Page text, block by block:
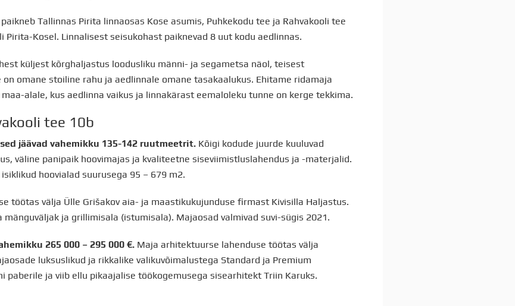
Tallinnas Pirita linnaosas Kose asumis, Puhkekodu tee ja Rahvakooli tee
Pirita-Kosel. Linnalisest seisukohast paiknevad 8 uut kodu aedlinnas.
küljest kõrghaljastus loodusliku männi- ja segametsa näol, teisest
omane stoiline rahu ja aedlinnale omane tasakaalukus. Ehitame ridamaja
alale, kus aedlinna vaikus ja linnakärast eemaloleku tunne on kerge tekkima.
tee 10b
jäävad vahemikku 135-142 ruutmeetrit. Kõigi kodude juurde kuuluvad
väline panipaik hoovimajas ja kvaliteetne siseviimistluslahendus ja -materjalid.
hoovialad suurusega 95 – 679 m2.
töötas välja Ülle Grišakov aia- ja maastikukujunduse firmast Kivisilla Haljastus.
mänguväljak ja grillimisala (istumisala). Majaosad valmivad suvi-sügis 2021.
265 000 – 295 000 €. Maja arhitektuurse lahenduse töötas välja
luksuslikud ja rikkalike valikuvõimalustega Standard ja Premium
paberile ja viib ellu pikaajalise töökogemusega sisearhitekt Triin Karuks.